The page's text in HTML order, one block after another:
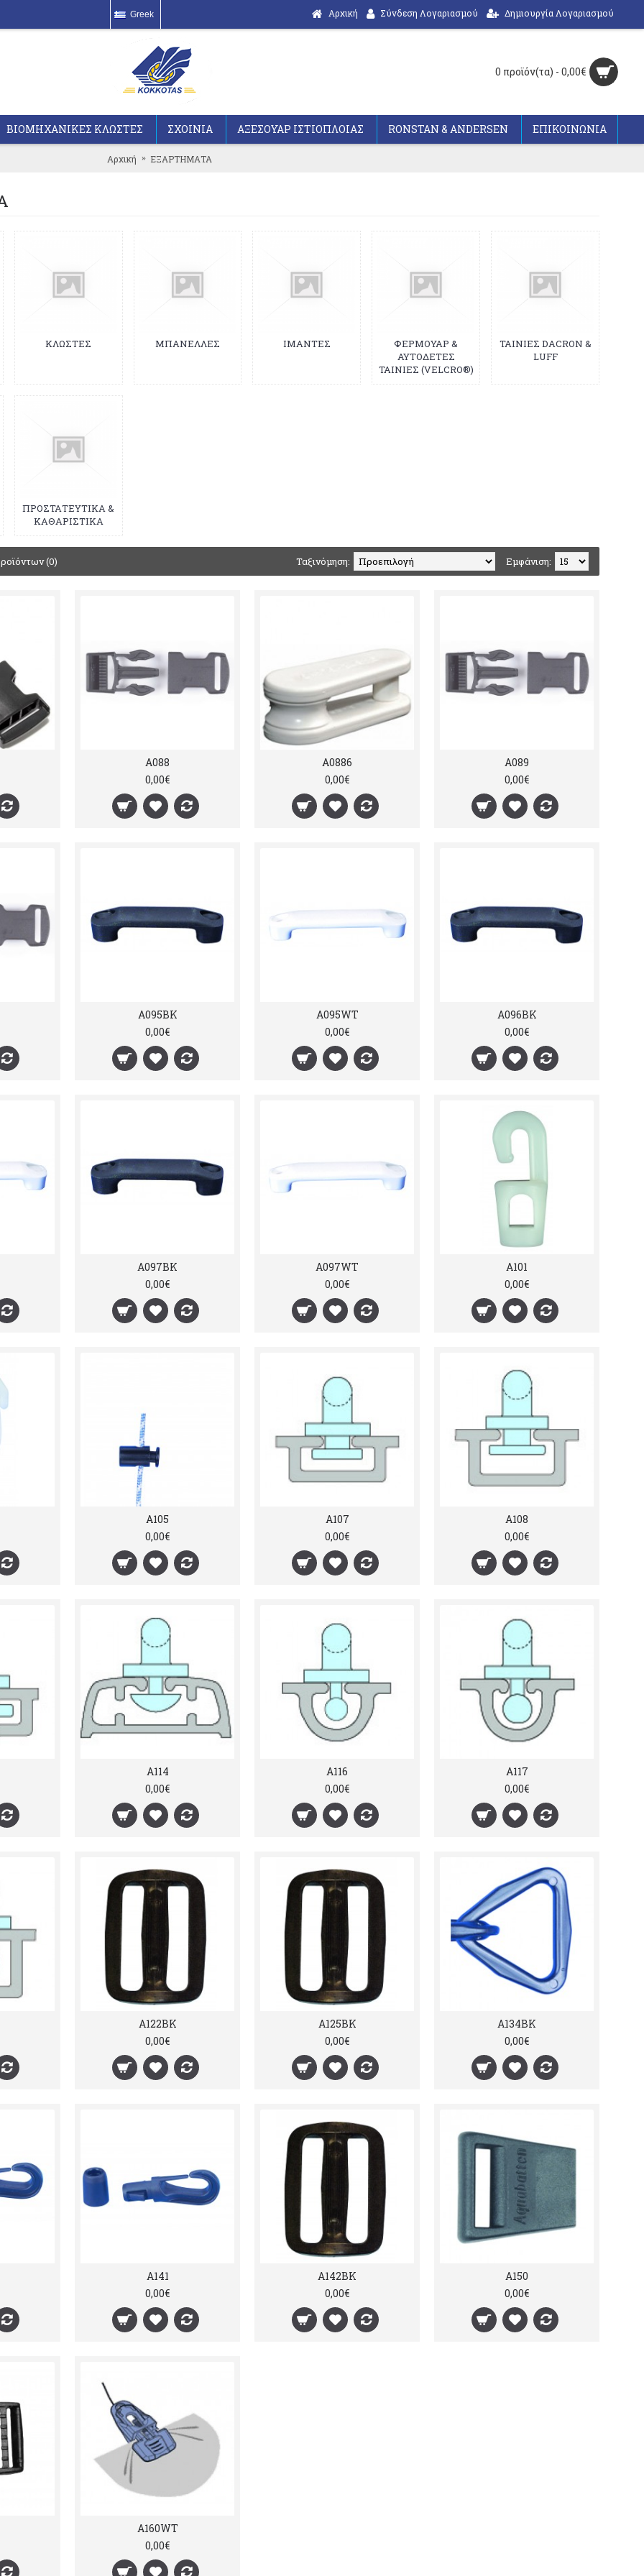
Greek Αρχική Σύνδεση Λογαριασμού Δημιουργία Λογαριασμού
0 προϊόν(τα) - 0,00€
ΒΙΟΜΗΧΑΝΙΚΕΣ ΚΛΩΣΤΕΣ ΣΧΟΙΝΙΑ ΑΞΕΣΟΥΑΡ ΙΣΤΙΟΠΛΟΙΑΣ RONSTAN & ANDERSEN ΕΠΙΚΟΙΝΩΝΙΑ
Αρχική ΕΞΑΡΤΗΜΑΤΑ
ΚΛΩΣΤΕΣ ΜΠΑΝΕΛΛΕΣ ΙΜΑΝΤΕΣ
ΦΕΡΜΟΥΑΡ &
ΑΥΤΟΔΕΤΕΣ
ΤΑΙΝΙΕΣ (VELCRO®)
ΤΑΙΝΙΕΣ DACRON &
LUFF
ΠΡΟΣΤΑΤΕΥΤΙΚΑ &
ΚΑΘΑΡΙΣΤΙΚΑ
(0) Εμφάνιση:
Ταξινόμηση:
A088
0,00€
A0886
0,00€
A089
0,00€
A095BK
0,00€
A095WT
0,00€
A096BK
0,00€
A097BK
0,00€
A097WT
0,00€
A101
0,00€
A105
0,00€
A107
0,00€
A108
0,00€
A114
0,00€
A116
0,00€
A117
0,00€
A122BK
0,00€
A125BK
0,00€
A134BK
0,00€
A141
0,00€
A142BK
0,00€
A150
0,00€
A160WT
0,00€